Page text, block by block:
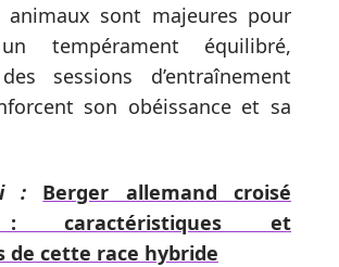
animaux sont majeures pour
tempérament équilibré,
sessions d’entraînement
son obéissance et sa
:
Berger allemand croisé
: caractéristiques et
de cette race hybride